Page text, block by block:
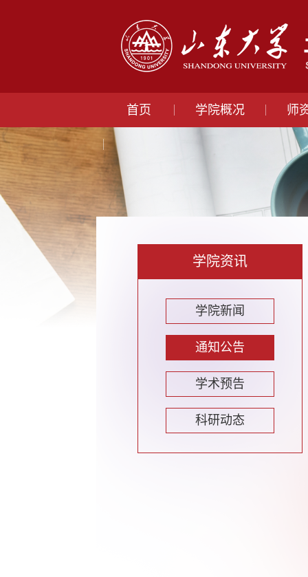
首页 学院概况 师
学院资讯
学院新闻
通知公告
学术预告
科研动态